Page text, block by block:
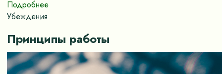
Подробнее
Убеждения
Принципы работы